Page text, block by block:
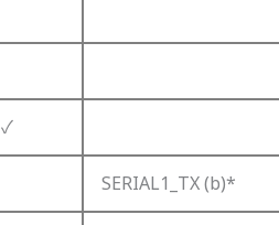
✓
SERIAL1_TX (b)*